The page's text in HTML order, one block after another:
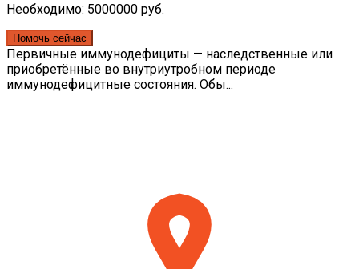
Необходимо: 5000000 руб.
Первичные иммунодефициты — наследственные или
приобретённые во внутриутробном периоде
иммунодефицитные состояния. Обы...